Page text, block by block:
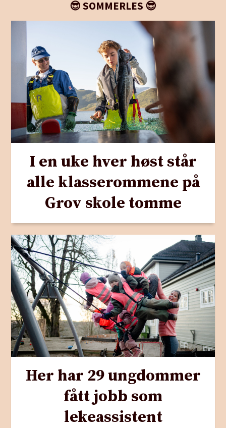
😎 SOMMERLES 😎
I en uke hver høst står
alle klasserommene på
Grov skole tomme
Her har 29 ungdommer
fått jobb som
lekeassistent